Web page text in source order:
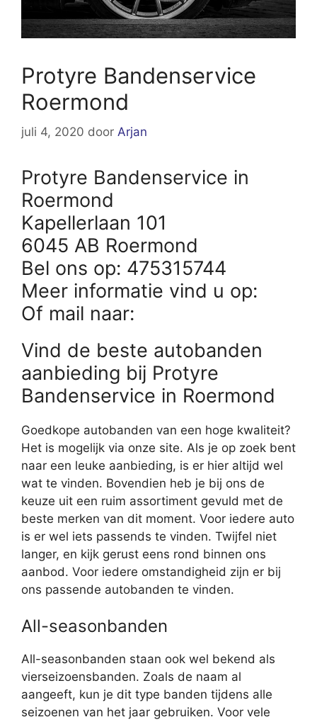
Protyre Bandenservice
Roermond
juli 4, 2020 door Arjan
Protyre Bandenservice in
Roermond
Kapellerlaan 101
6045 AB Roermond
Bel ons op: 475315744
Meer informatie vind u op:
Of mail naar:
Vind de beste autobanden
aanbieding bij Protyre
Bandenservice in Roermond
Goedkope autobanden van een hoge kwaliteit?
Het is mogelijk via onze site. Als je op zoek bent
naar een leuke aanbieding, is er hier altijd wel
wat te vinden. Bovendien heb je bij ons de
keuze uit een ruim assortiment gevuld met de
beste merken van dit moment. Voor iedere auto
is er wel iets passends te vinden. Twijfel niet
langer, en kijk gerust eens rond binnen ons
aanbod. Voor iedere omstandigheid zijn er bij
ons passende autobanden te vinden.
All-seasonbanden
All-seasonbanden staan ook wel bekend als
vierseizoensbanden. Zoals de naam al
aangeeft, kun je dit type banden tijdens alle
seizoenen van het jaar gebruiken. Voor vele